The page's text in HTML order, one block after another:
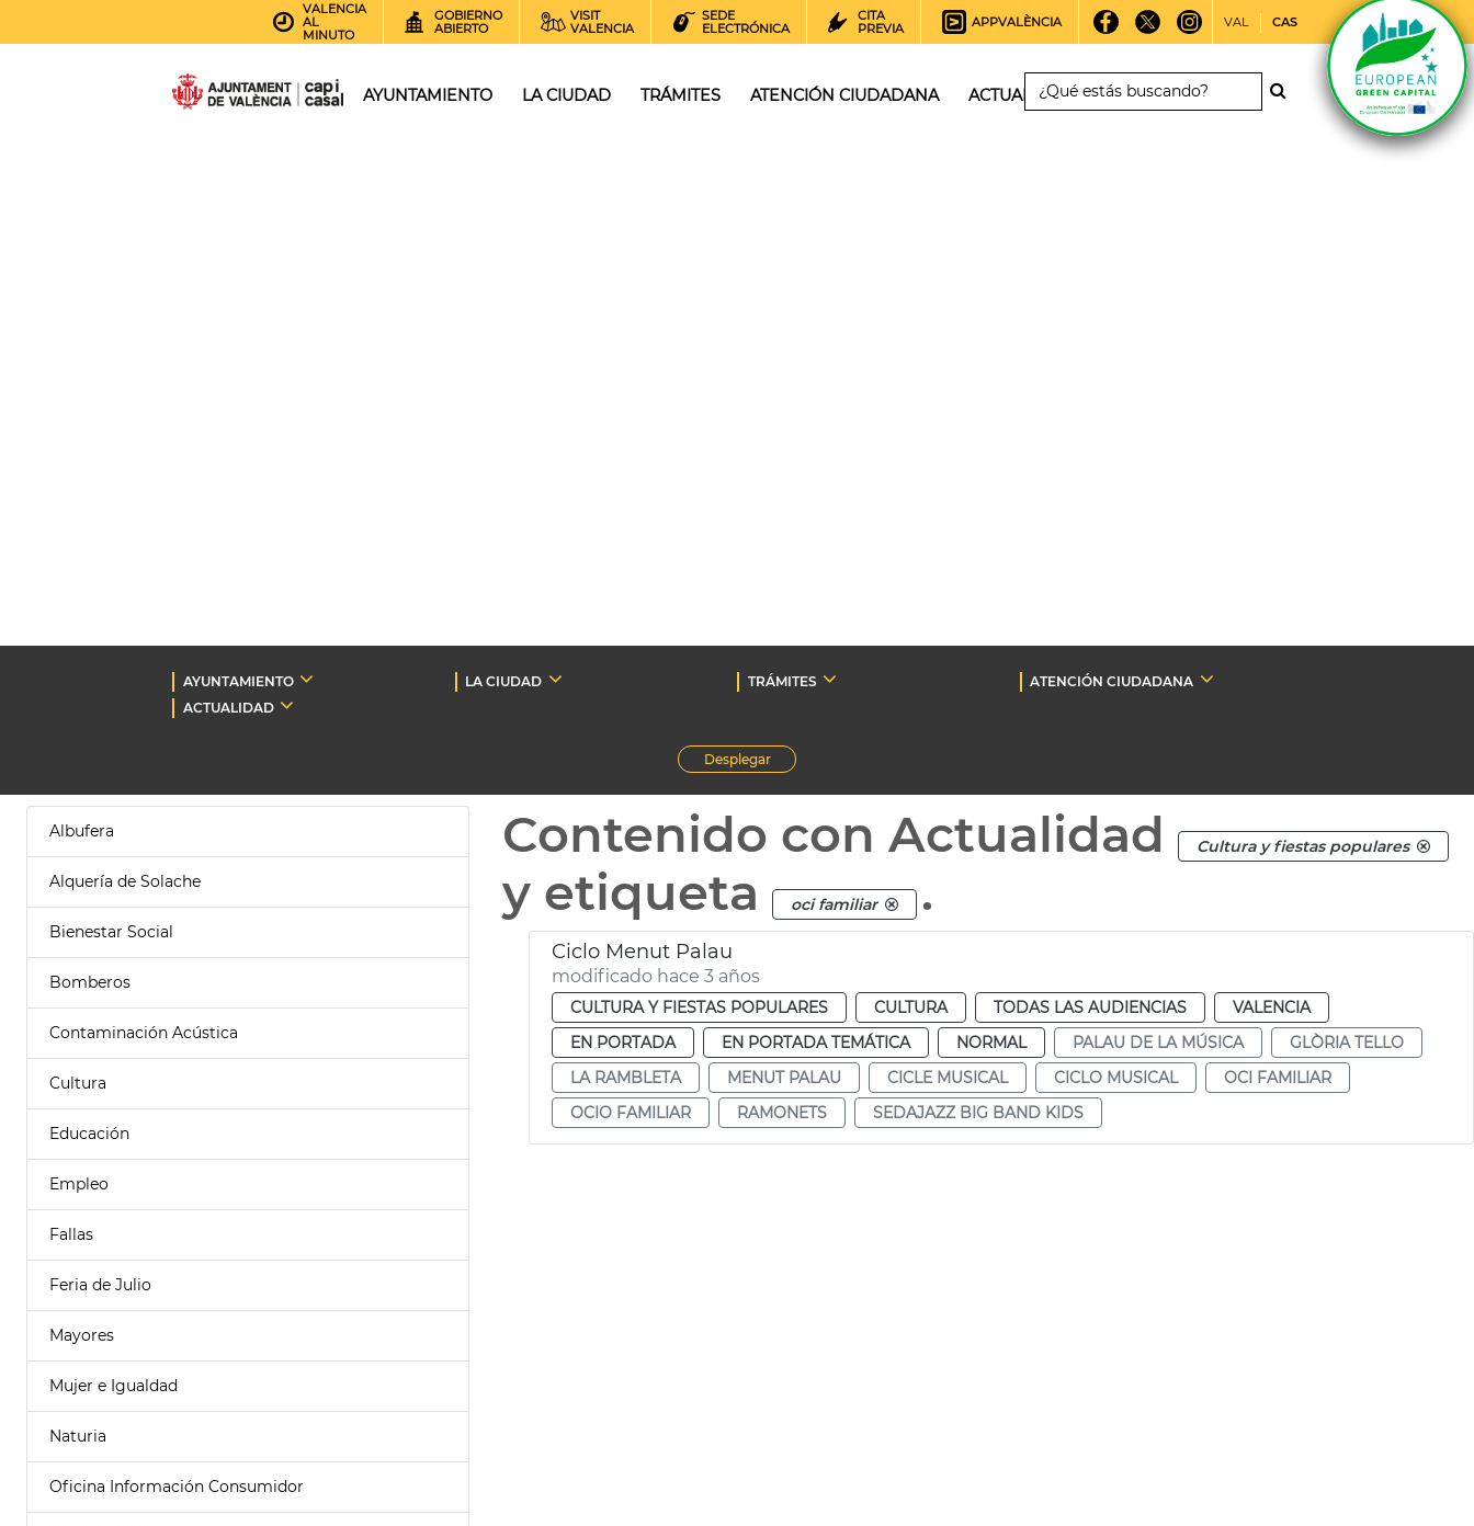
VALENCIA
AL
MINUTO
GOBIERNO
ABIERTO
VISIT
VALENCIA
SEDE
ELECTRÓNICA
CITA
PREVIA
APPVALÈNCIA VAL CAS
AYUNTAMIENTO LA CIUDAD TRÁMITES ATENCIÓN CIUDADANA ACTUALIDAD
AYUNTAMIENTO LA CIUDAD TRÁMITES
ATENCIÓN CIUDADANA
ACTUALIDAD
Desplegar
Albufera
Alquería de Solache
Bienestar Social
Bomberos
Contaminación Acústica
Cultura
Educación
Empleo
Fallas
Feria de Julio
Mayores
Mujer e Igualdad
Naturia
Oficina Información Consumidor
Contenido con Actualidad Cultura y fiestas populares
y etiqueta oci familiar .
Ciclo Menut Palau
modificado hace 3 años
CULTURA Y FIESTAS POPULARES CULTURA TODAS LAS AUDIENCIAS
VALENCIA
EN PORTADA
EN PORTADA TEMÁTICA NORMAL PALAU DE LA MÚSICA
GLÒRIA TELLO
LA RAMBLETA
MENUT PALAU CICLE MUSICAL CICLO MUSICAL
OCI FAMILIAR
OCIO FAMILIAR
RAMONETS SEDAJAZZ BIG BAND KIDS